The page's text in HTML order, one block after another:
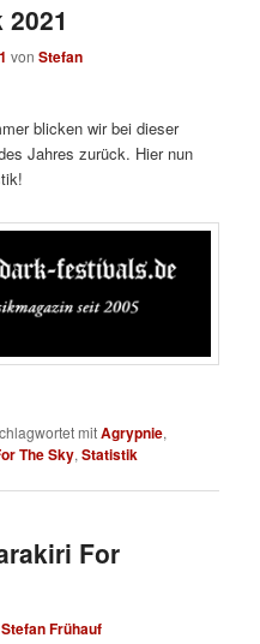
vonStefan
blicken wir bei dieser
Jahres zurück. Hier nun
mitAgrypnie,
The Sky,Statistik
For
Stefan Frühauf